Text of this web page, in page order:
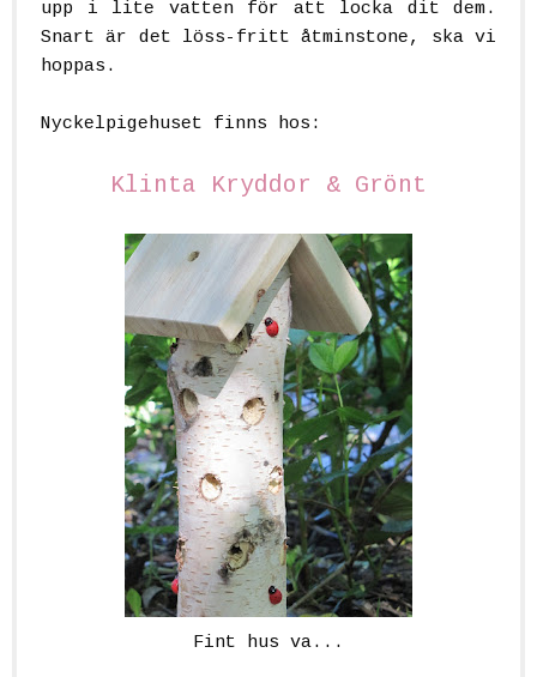
upp i lite vatten för att locka dit dem.
Snart är det löss-fritt åtminstone, ska vi
hoppas.
Nyckelpigehuset finns hos:
Klinta Kryddor & Grönt
Fint hus va...